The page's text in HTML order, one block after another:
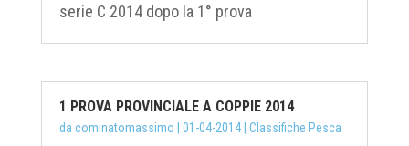
serie C 2014 dopo la 1° prova
1 PROVA PROVINCIALE A COPPIE 2014
da cominatomassimo 01-04-2014| Classifiche Pesca